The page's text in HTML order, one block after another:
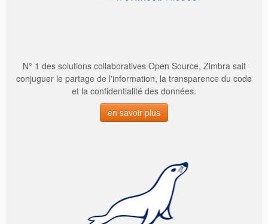
N° 1 des solutions collaboratives Open Source, Zimbra sait
conjuguer le partage de l'information, la transparence du code
et la confidentialité des données.
en savoir plus